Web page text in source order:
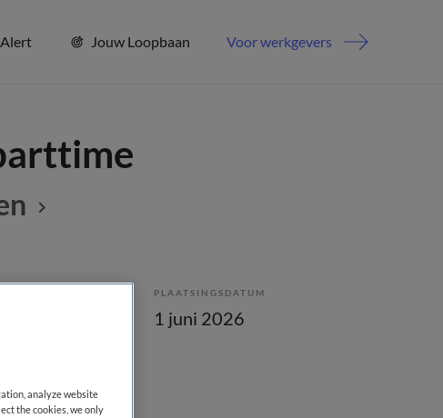
Jouw Loopbaan Voor werkgevers
PLAATSINGSDATUM
1 juni 2026
analyze website
the cookies, we only